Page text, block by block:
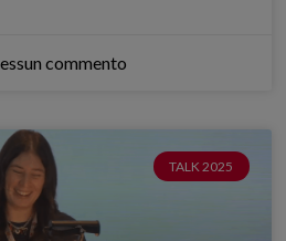
commento
TALK 2025